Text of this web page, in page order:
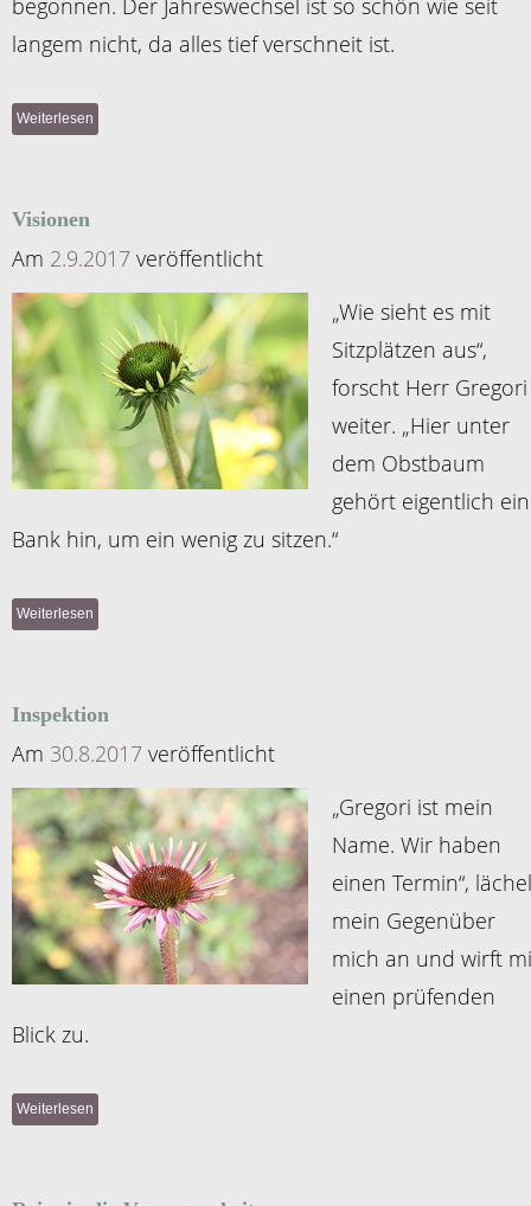
begonnen. Der Jahreswechsel ist so schön wie seit
langem nicht, da alles tief verschneit ist.
Weiterlesen
Visionen
Am 2.9.2017 veröffentlicht
„Wie sieht es mit
Sitzplätzen aus“,
forscht Herr Gregori
weiter. „Hier unter
dem Obstbaum
gehört eigentlich
Bank hin, um ein wenig zu sitzen.“
Weiterlesen
Inspektion
Am 30.8.2017 veröffentlicht
„Gregori ist mein
Name. Wir haben
einen Termin“,
mein Gegenüber
mich an und wirft
einen prüfenden
Blick zu.
Weiterlesen